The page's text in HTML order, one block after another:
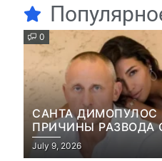
сентябрь
летию герцогини
прямо в бою
франшиз Fallout и Halo
0
САНТА ДИМОПУЛОС
ПРИЧИНЫ
БИЗНЕСМЕНОМ
July 9, 2026